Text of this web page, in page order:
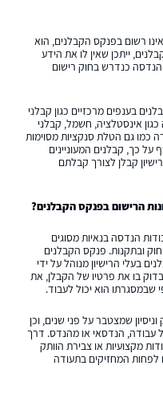
רשום בפנקס הקבלנים, הוא
ייתכן שאין לו את הידע
והנדסה כנדרש בחוק רישום
בענפים מרכזיים כגון קבלני
אינסטלציה, חשמל, קבלני
כמו גם הטלת סנקציות מסוימות
כך, קבלנים המעוניינים
קבלן לצורך קבלתם
הרישום בפנקס הקבלנים?
הנדסה בנאיות מסוגים
ובתקנות. פנקס הקבלנים
בעלי הרישיון מנוהל על ידי
בו את פרטיו של הקבלן, את
הוא יכול לעבוד.
שמצטבר על פני שנים, וכן
עבודה, הנדסאי או מהנדס. דרך
מקצועיות או צבירת הוותק
המחזיקים בתעודה